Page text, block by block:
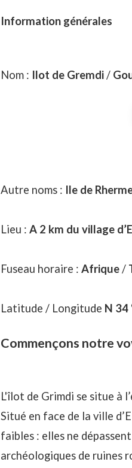
Information générales
Nom : Ilot de Gremdi/
Autre noms : Ile de
Lieu : A 2 km du village
Fuseau horaire : Afrique/
Latitude / Longitude N 34
Commençons notre
L'îlot de Grimdi se situe à
Situé en face de la ville
faibles : elles ne
archéologiques de ruines